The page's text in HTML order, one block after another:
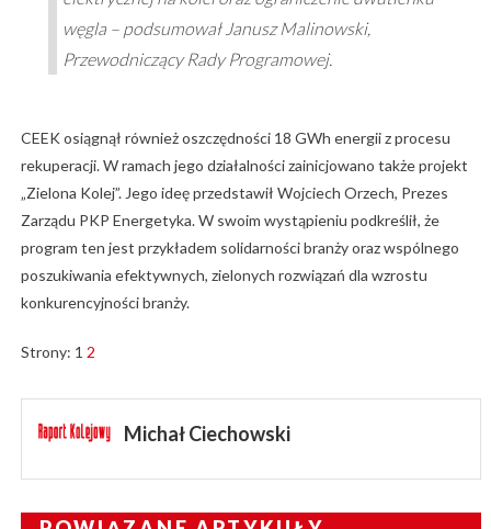
węgla – podsumował Janusz Malinowski,
Przewodniczący Rady Programowej.
CEEK osiągnął również oszczędności 18 GWh energii z procesu
rekuperacji. W ramach jego działalności zainicjowano także projekt
„Zielona Kolej”. Jego ideę przedstawił Wojciech Orzech, Prezes
Zarządu PKP Energetyka. W swoim wystąpieniu podkreślił, że
program ten jest przykładem solidarności branży oraz wspólnego
poszukiwania efektywnych, zielonych rozwiązań dla wzrostu
konkurencyjności branży.
Strony: 1 2
Michał Ciechowski